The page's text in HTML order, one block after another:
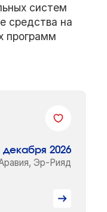
систем
средства на
программ
2026
Эр-Рияд